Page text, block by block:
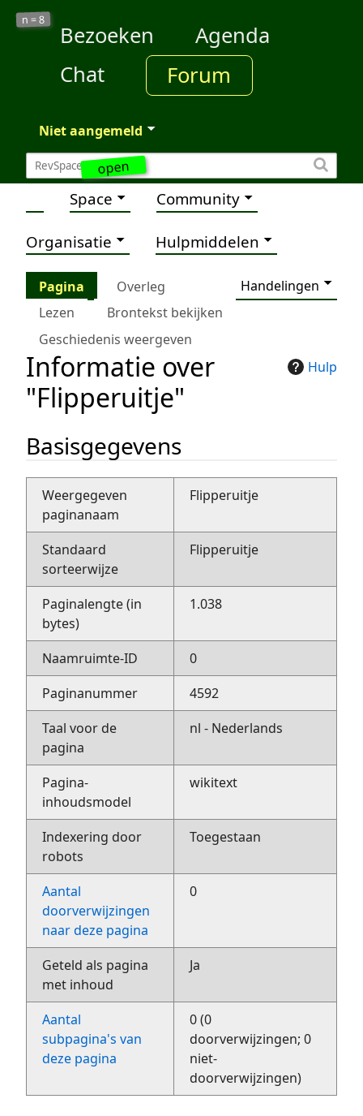
open
n =8
Bezoeken
Agenda
Chat
Forum
Niet aangemeld
Space Community
Organisatie Hulpmiddelen
Pagina Overleg
Handelingen
Lezen
Brontekst bekijken
Geschiedenis weergeven
Hulp
Informatie over
"Flipperuitje"
Basisgegevens
Weergegeven
paginanaam
Flipperuitje
Standaard
sorteerwijze
Flipperuitje
Paginalengte (in
bytes)
1.038
Naamruimte-ID
0
Paginanummer
4592
Taal voor de
pagina
nl - Nederlands
Pagina-
inhoudsmodel
wikitext
Indexering door
robots
Toegestaan
Aantal
doorverwijzingen
naar deze pagina
0
Geteld als pagina
met inhoud
Ja
Aantal
subpagina's van
deze pagina
0 (0
doorverwijzingen; 0
niet-
doorverwijzingen)